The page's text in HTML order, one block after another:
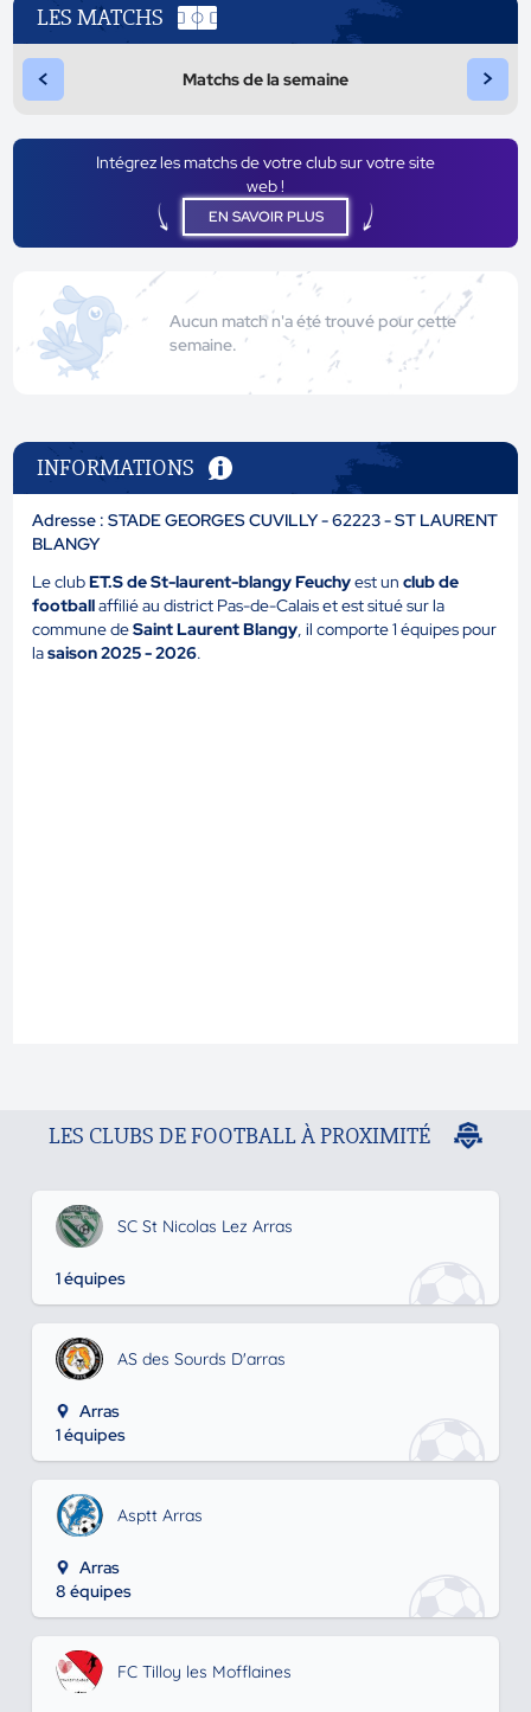
LES MATCHS
< Matchs de la semaine >
Intégrez les matchs de votre club sur votre site
web !
EN SAVOIR PLUS
Aucun match n'a été trouvé pour cette
semaine.
INFORMATIONS
Adresse : STADE GEORGES CUVILLY - 62223 - ST LAURENT
BLANGY
Le clubET.S de St-laurent-blangy Feuchyest unclub de
footballaffilié au district Pas-de-Calais et est situé sur la
commune deSaint Laurent Blangy, il comporte 1 équipes pour
lasaison 2025 - 2026.
LES CLUBS DE FOOTBALL À PROXIMITÉ
SC St Nicolas Lez Arras
1 équipes
AS des Sourds D'arras
Arras
1 équipes
Asptt Arras
Arras
8 équipes
FC Tilloy les Mofflaines